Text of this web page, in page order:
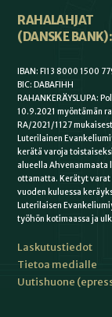
RAHALAHJAT
(DANSKE BANK):
IBAN: FI13 8000 1500
BIC: DABAFIHH
RAHANKERÄYSLUPA:
10.9.2021 myöntämän
RA/2021/1127
Luterilainen
kerätä varoja
alueella Ahvenanmaata
ottamatta. Kerätyt varat
vuoden kuluessa
Luterilaisen
työhön kotimaassa ja
Laskutustiedot
Tietoa medialle
Uutishuone